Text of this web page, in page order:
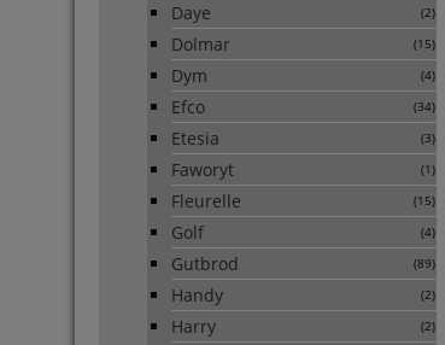
Daye (2)
Dolmar (15)
Dym (4)
Efco (34)
Etesia (3)
Faworyt (1)
Fleurelle (15)
Golf (4)
Gutbrod (89)
Handy (2)
Harry (2)